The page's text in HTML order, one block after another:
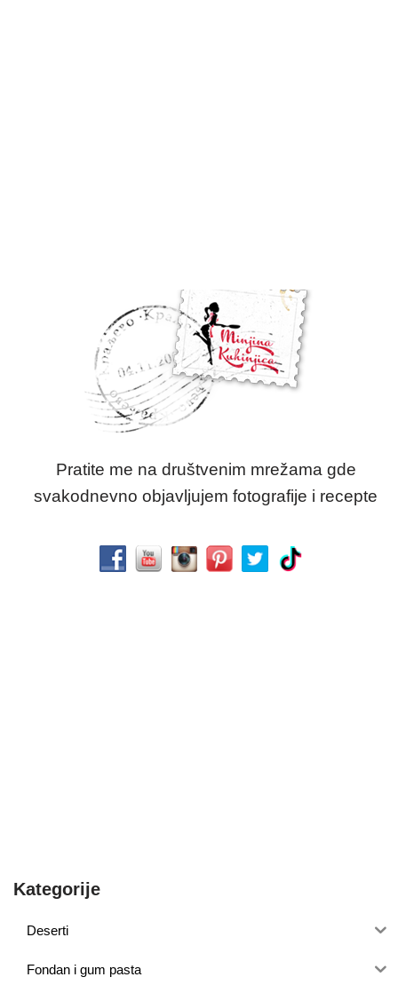
Pratite me na društvenim mrežama gde
svakodnevno objavljujem fotografije i recepte
Kategorije
Deserti
Fondan i gum pasta